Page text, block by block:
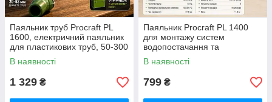
Паяльник труб Procraft PL
1600, електричний паяльник
для пластикових труб, 50-300
градусів 63 мм із насадками,
для дачі та гаража
В наявності
1 329 ₴
Паяльник Procraft PL 1400
для монтажу систем
водопостачання та
опалення, з регулюванням
температури відмінний вибір
В наявності
799 ₴